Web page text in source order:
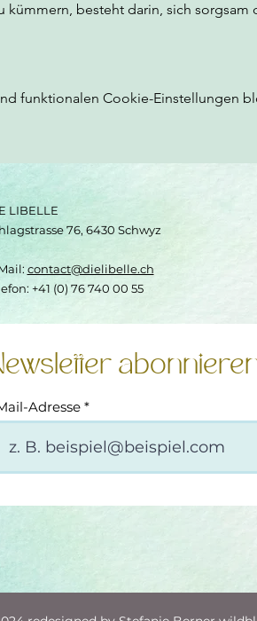
besteht darin, sich sorgsam
funktionalen Cookie-Einstellungen
LIBELLE
76, 6430 Schwyz
contact@dielibelle.ch
+41 (0) 76 740 00 55
Adresse